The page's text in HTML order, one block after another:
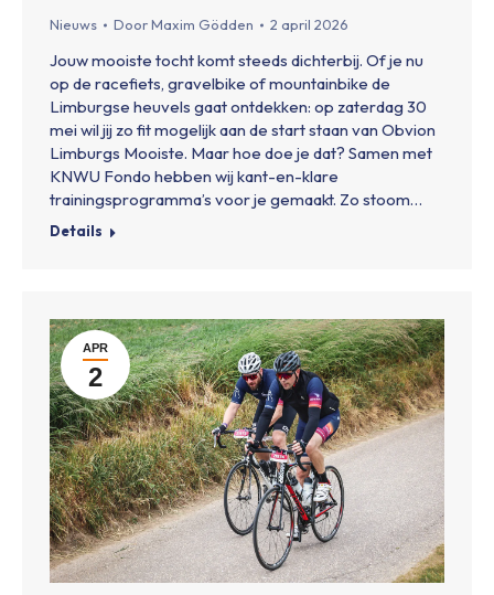
Nieuws DoorMaxim Gödden 2 april 2026
Jouw mooiste tocht komt steeds dichterbij. Of je nu
op de racefiets, gravelbike of mountainbike de
Limburgse heuvels gaat ontdekken: op zaterdag 30
mei wil jij zo fit mogelijk aan de start staan van Obvion
Limburgs Mooiste. Maar hoe doe je dat? Samen met
KNWU Fondo hebben wij kant-en-klare
trainingsprogramma’s voor je gemaakt. Zo stoom…
Details
APR
2